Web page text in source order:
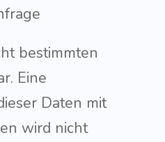
bestimmten
Eine
Daten mit
wird nicht